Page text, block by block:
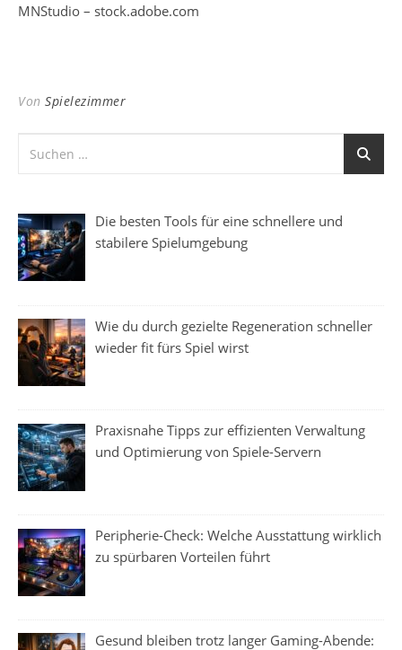
MNStudio – stock.adobe.com
Von Spielezimmer
Die besten Tools für eine schnellere und
stabilere Spielumgebung
Wie du durch gezielte Regeneration schneller
wieder fit fürs Spiel wirst
Praxisnahe Tipps zur effizienten Verwaltung
und Optimierung von Spiele-Servern
Peripherie-Check: Welche Ausstattung wirklich
zu spürbaren Vorteilen führt
Gesund bleiben trotz langer Gaming-Abende: